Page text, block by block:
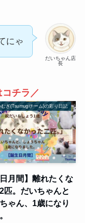
だいちゃん店
長
にゃ
チラ／
むぎ(Tsumugiチーム)の彩り日記
日月間】離れたくな
匹。だいちゃんと
ゃん、1歳になり